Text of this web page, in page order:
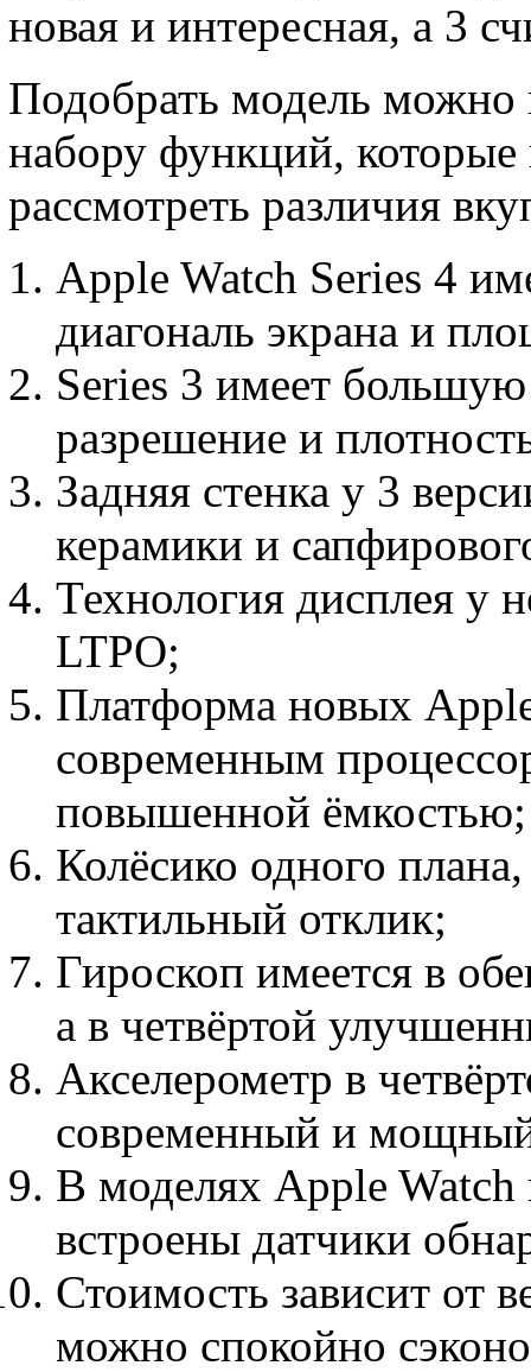
новая и интересная, а 3
Подобрать модель
набору функций,
рассмотреть различия
Apple Watch Series 4
диагональ экрана и
Series 3 имеет
разрешение и
Задняя стенка у 3
керамики и
Технология дисплея у
LTPO;
Платформа новых
современным
повышенной ёмкостью;
Колёсико одного
тактильный отклик;
Гироскоп имеется в
а в четвёртой
Акселерометр в
современный и
В моделях Apple Watch
встроены датчики
Стоимость зависит от
можно спокойно